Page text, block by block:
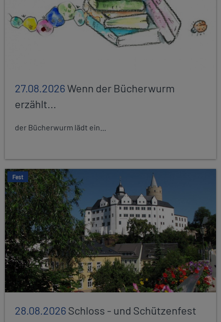
27.08.2026Wenn der Bücherwurm
erzählt...
der Bücherwurm lädt ein...
Fest
28.08.2026Schloss - und Schützenfest